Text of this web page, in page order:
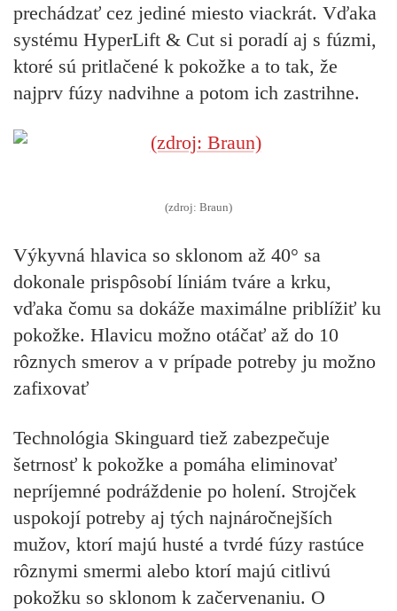
prechádzať cez jediné miesto viackrát. Vďaka
systému HyperLift & Cut si poradí aj s fúzmi,
ktoré sú pritlačené k pokožke a to tak, že
najprv fúzy nadvihne a potom ich zastrihne.
(zdroj: Braun)
Výkyvná hlavica so sklonom až 40° sa
dokonale prispôsobí líniám tváre a krku,
vďaka čomu sa dokáže maximálne priblížiť ku
pokožke. Hlavicu možno otáčať až do 10
rôznych smerov a v prípade potreby ju možno
zafixovať
Technológia Skinguard tiež zabezpečuje
šetrnosť k pokožke a pomáha eliminovať
nepríjemné podráždenie po holení. Strojček
uspokojí potreby aj tých najnáročnejších
mužov, ktorí majú husté a tvrdé fúzy rastúce
rôznymi smermi alebo ktorí majú citlivú
pokožku so sklonom k začervenaniu. O